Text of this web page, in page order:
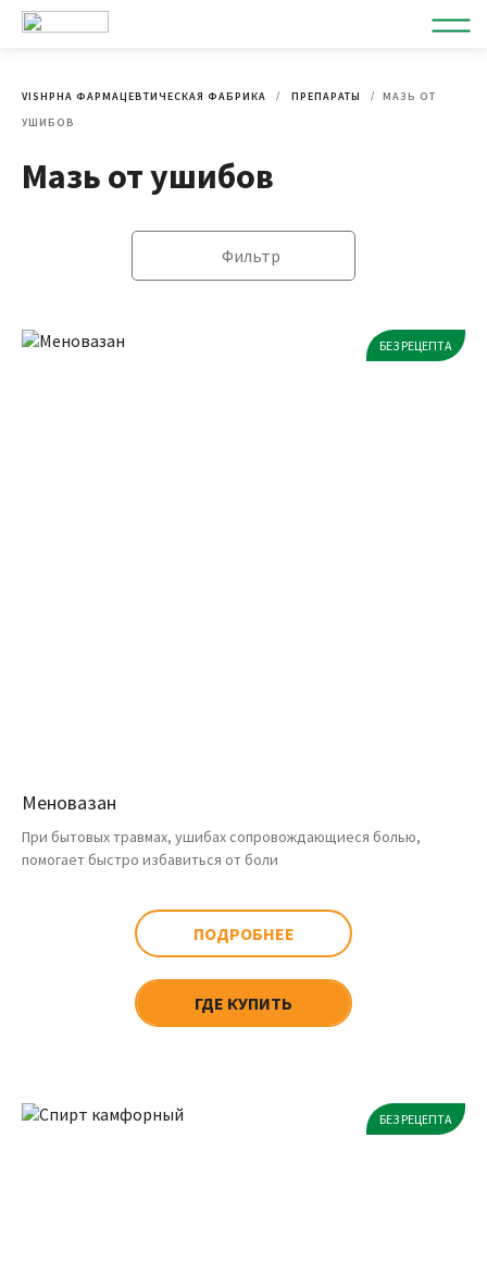
VISHPHA ФАРМАЦЕВТИЧЕСКАЯ ФАБРИКА ПРЕПАРАТЫ
МАЗЬ ОТ
УШИБОВ
Мазь от ушибов
Фильтр
БЕЗ РЕЦЕПТА
Меновазан
При бытовых травмах, ушибах сопровождающиеся болью,
помогает быстро избавиться от боли
ПОДРОБНЕЕ
ГДЕ КУПИТЬ
БЕЗ РЕЦЕПТА